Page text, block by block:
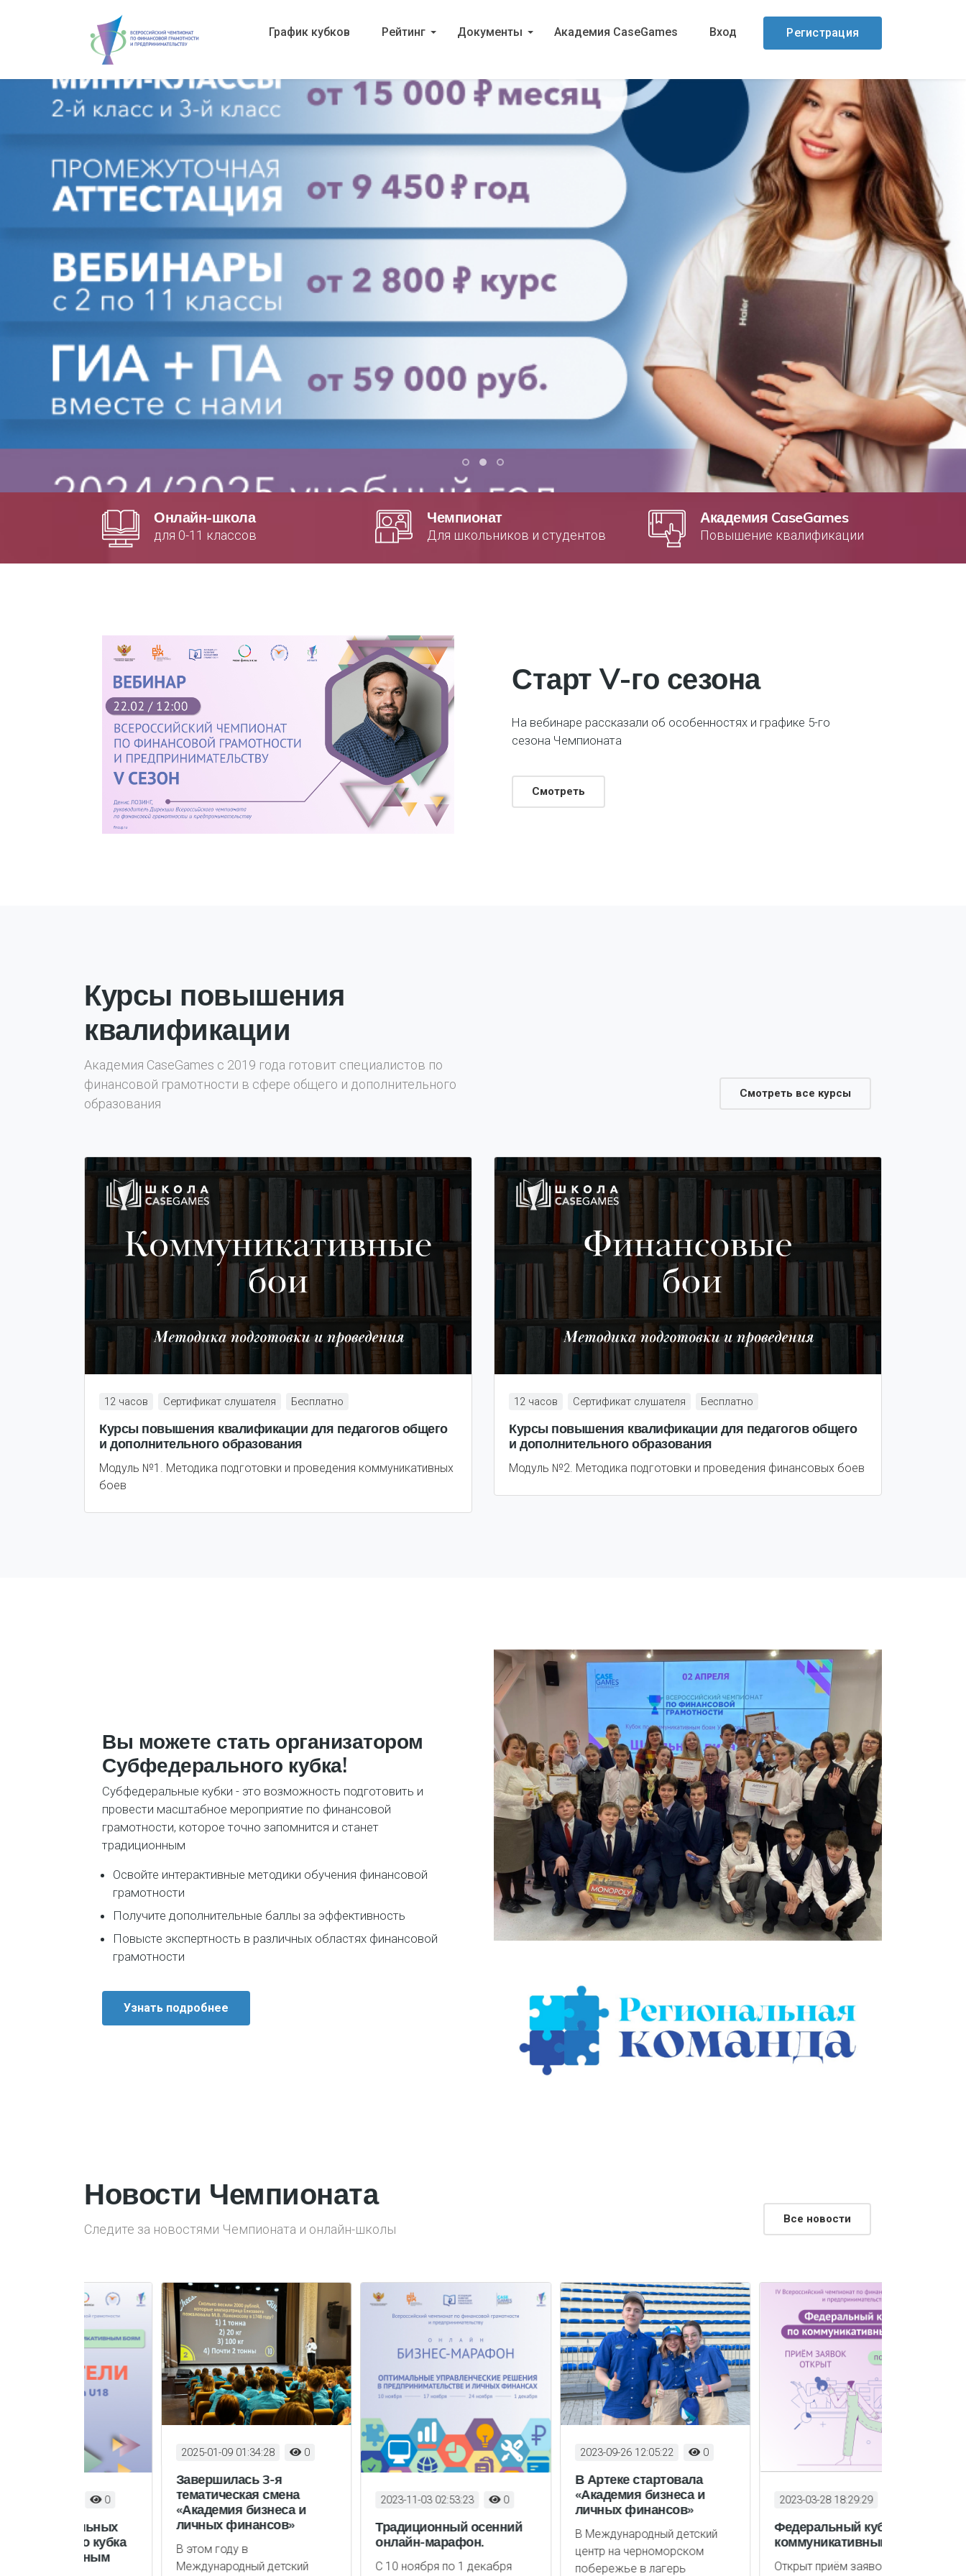
График кубков Рейтинг Документы Академия CaseGames Вход Регистрация
Вступить
Онлайн-школа
для 0-11 классов
Чемпионат
Для школьников и студентов
Академия CaseGames
Повышение квалификации
Старт V-го сезона
На вебинаре рассказали об особенностях и графике 5-го
сезона Чемпионата
Смотреть
Курсы повышения
квалификации
Академия CaseGames с 2019 года готовит специалистов по
финансовой грамотности в сфере общего и дополнительного
образования
Смотреть все курсы
12 часов Сертификат слушателя Бесплатно
Курсы повышения квалификации для педагогов общего
и дополнительного образования
Модуль №1. Методика подготовки и проведения коммуникативных
боев
12 часов Сертификат слушателя Бесплатно
Курсы повышения квалификации для педагогов общего
и дополнительного образования
Модуль №2. Методика подготовки и проведения финансовых боев
Вы можете стать организатором
Субфедерального кубка!
Субфедеральные кубки - это возможность подготовить и
провести масштабное мероприятие по финансовой
грамотности, которое точно запомнится и станет
традиционным
Освойте интерактивные методики обучения финансовой
грамотности
Получите дополнительные баллы за эффективность
Повысте экспертность в различных областях финансовой
грамотности
Узнать подробнее
Новости Чемпионата
Следите за новостями Чемпионата и онлайн-школы
Все новости
2025-01-09 01:34:28 0
Завершилась 3-я
тематическая смена
«Академия бизнеса и
личных финансов»
В этом году в
Международный детский
2023-11-03 02:53:23 0
Традиционный осенний
онлайн-марафон.
С 10 ноября по 1 декабря
2023-09-26 12:05:22 0
В Артеке стартовала
«Академия бизнеса и
личных финансов»
В Международный детский
центр на черноморском
побережье в лагерь
2023-03-28 18:29:29 671
Федеральный кубок по
коммуникативным боям
Открыт приём заявок на